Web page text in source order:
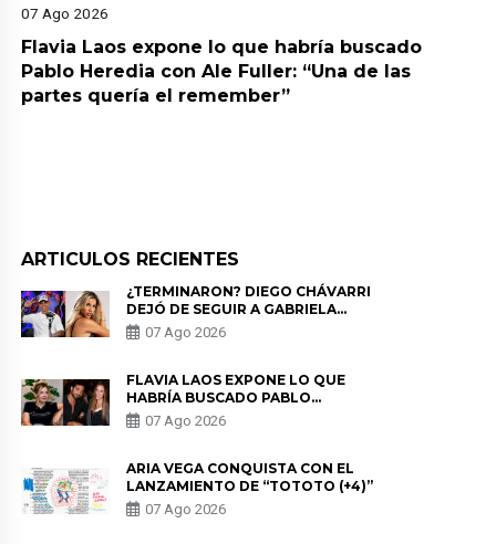
07 Ago 2026
Flavia Laos expone lo que habría buscado
Pablo Heredia con Ale Fuller: “Una de las
partes quería el remember”
ARTICULOS RECIENTES
¿TERMINARON? DIEGO CHÁVARRI
DEJÓ DE SEGUIR A GABRIELA
HERRERA Y ANUNCIA SU SALIDA
DE PÓDCAST
07 Ago 2026
FLAVIA LAOS EXPONE LO QUE
HABRÍA BUSCADO PABLO
HEREDIA CON ALE FULLER: “UNA
DE LAS PARTES QUERÍA EL
07 Ago 2026
ARIA VEGA CONQUISTA CON EL
LANZAMIENTO DE “TOTOTO (+4)”
07 Ago 2026